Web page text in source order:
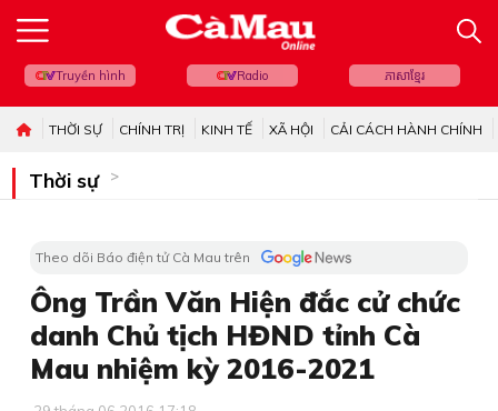
Truyền hình Radio ភាសាខ្មែរ
THỜI SỰ CHÍNH TRỊ KINH TẾ XÃ HỘI CẢI CÁCH HÀNH CHÍNH
Thời sự
Theo dõi Báo điện tử Cà Mau trên
Ông Trần Văn Hiện đắc cử chức
danh Chủ tịch HĐND tỉnh Cà
Mau nhiệm kỳ 2016-2021